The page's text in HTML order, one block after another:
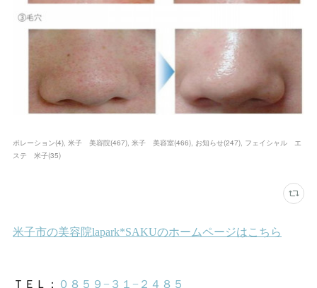
ポレーション(4) 米子 美容院(467) 米子 美容室(466) お知らせ(247) フェイシャル エ
ステ 米子(35)